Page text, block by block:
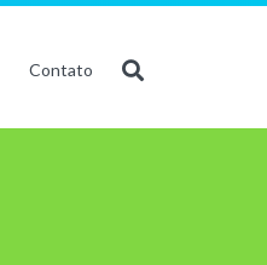
Contato